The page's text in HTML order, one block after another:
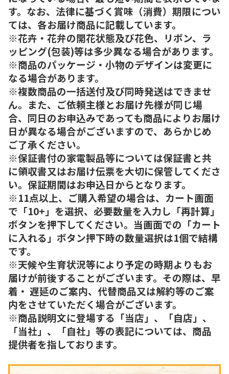
す。なお、法律に基づく賞味（消費）期限につい
ては、各お届け商品に記載しています。
※花卉・花弁の開花状態及び花色、リボン、ラ
ッピング(包装)等は多少異なる場合があります。
※商品のパッケージ・小物のデザインは変更に
なる場合があります。
※複数商品の一括送付及び同時発送はできませ
ん。また、ご依頼主様とお届け先様が同じ場
合、同日のお申込みであっても商品によりお届け
日が異なる場合がございますので、あらかじめ
ご了承ください。
※保証書付の家電製品等については保証書と共
に領収書又はお届け伝票を大切に保管してくださ
い。保証期間はお申込日からとなります。
※11点以上、ご購入希望の場合は、カート画面
で「10+」を選択、必要数量を入力し「再計算」
ボタンを押下してください。当画面での「カート
に入れる」ボタン押下時の数量選択は1個で結構
です。
※天候や生育状況等により予定の時期よりもお
届けが前後することがございます。その際は、早
着・ 遅延のご案内、代替商品又は解約等のご案
内をさせていただく場合がございます。
※商品説明文に登場する「当店」、「自店」、
「当社」、「自社」等の表記については、商品
提供者を指しております。